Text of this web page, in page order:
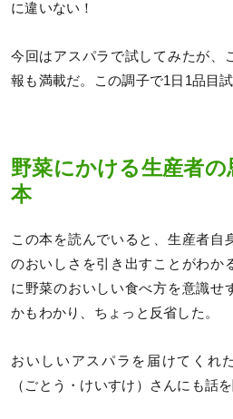
に違いない！
今回はアスパラで試してみたが、
報も満載だ。この調子で1日1品目
野菜にかける生産者の
本
この本を読んでいると、生産者自
のおいしさを引き出すことがわか
に野菜のおいしい食べ方を意識せ
かもわかり、ちょっと反省した。
おいしいアスパラを届けてくれ
（ごとう・けいすけ）さんにも話を